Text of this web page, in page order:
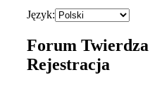
Język:
Forum
Rejestracja